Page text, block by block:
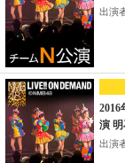
出演
2016
演
出演